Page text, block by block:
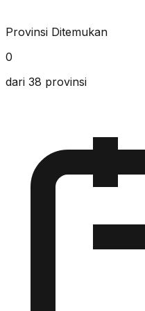
Provinsi Ditemukan
0
dari 38 provinsi